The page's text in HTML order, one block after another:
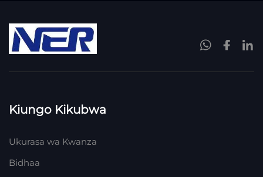
Kiungo Kikubwa
Ukurasa wa Kwanza
Bidhaa